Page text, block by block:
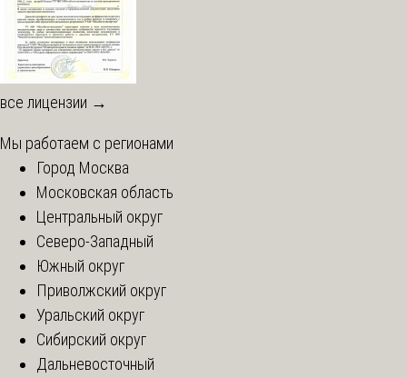
все лицензии →
Мы работаем с регионами
Город Москва
Московская область
Центральный округ
Северо-Западный
Южный округ
Приволжский округ
Уральский округ
Сибирский округ
Дальневосточный